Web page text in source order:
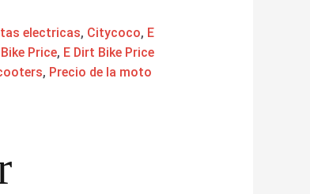
electricas, Citycoco, E
Price, E Dirt Bike Price
, Precio de la moto